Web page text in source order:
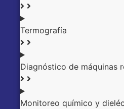
Termografía
Diagnóstico de máquinas
Monitoreo químico y